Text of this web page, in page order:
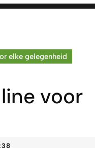
elke gelegenheid
voor